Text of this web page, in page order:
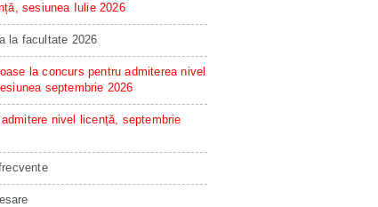
sesiunea Iulie 2026
la facultate 2026
la concurs pentru admiterea nivel
septembrie 2026
nivel licență, septembrie